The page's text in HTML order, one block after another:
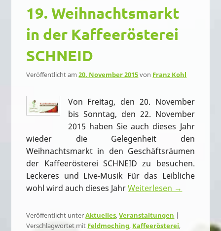
19. Weihnachtsmarkt
in der Kaffeerösterei
SCHNEID
Veröffentlicht am20. November 2015von Franz Kohl
Von Freitag, den 20. November
bis Sonntag, den 22. November
2015 haben Sie auch dieses Jahr
wieder die Gelegenheit den
Weihnachtsmarkt in den Geschäftsräumen
der Kaffeerösterei SCHNEID zu besuchen.
Leckeres und Live-Musik Für das Leibliche
wohl wird auch dieses JahrWeiterlesen →
Veröffentlicht unterAktuelles,Veranstaltungen |
Verschlagwortet mit Feldmoching, Kaffeerösterei,